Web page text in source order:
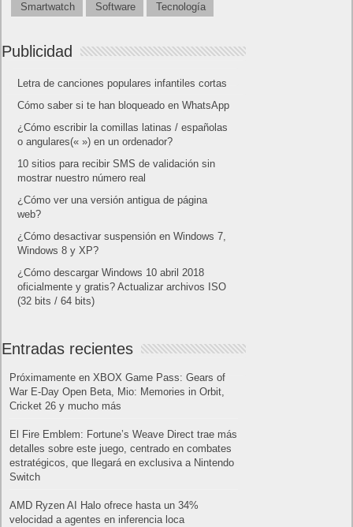
Smartwatch
Software Tecnología
Publicidad
Letra de canciones populares infantiles cortas
Cómo saber si te han bloqueado en WhatsApp
¿Cómo escribir la comillas latinas / españolas
o angulares(« ») en un ordenador?
10 sitios para recibir SMS de validación sin
mostrar nuestro número real
¿Cómo ver una versión antigua de página
web?
¿Cómo desactivar suspensión en Windows 7,
Windows 8 y XP?
¿Cómo descargar Windows 10 abril 2018
oficialmente y gratis? Actualizar archivos ISO
(32 bits / 64 bits)
Entradas recientes
Próximamente en XBOX Game Pass: Gears of
War E-Day Open Beta, Mio: Memories in Orbit,
Cricket 26 y mucho más
El Fire Emblem: Fortune’s Weave Direct trae más
detalles sobre este juego, centrado en combates
estratégicos, que llegará en exclusiva a Nintendo
Switch
AMD Ryzen AI Halo ofrece hasta un 34%
velocidad a agentes en inferencia loca